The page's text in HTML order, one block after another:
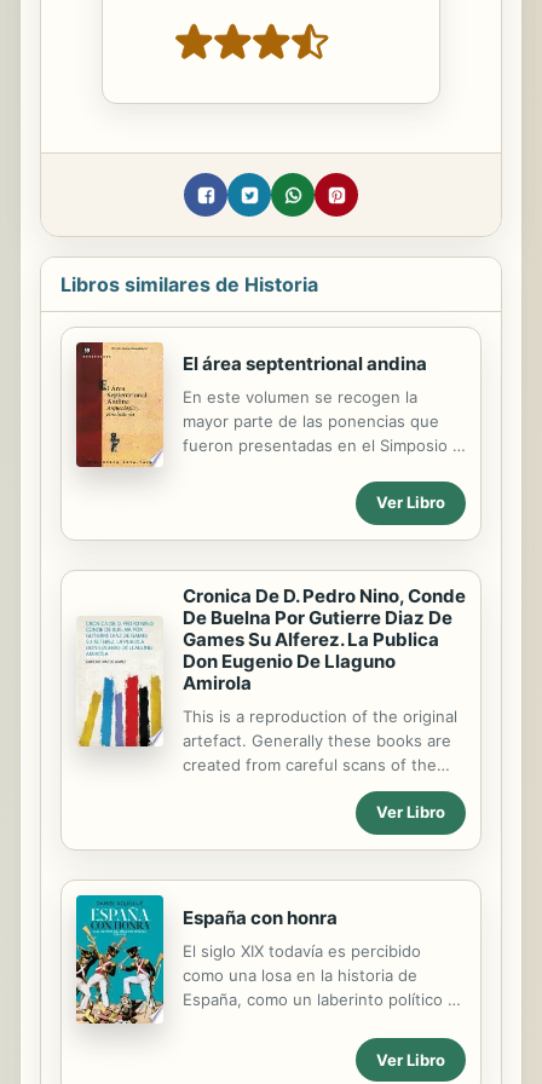
Libros similares de Historia
El área septentrional andina
En este volumen se recogen la
mayor parte de las ponencias que
fueron presentadas en el Simposio El
Regionalización, periodización e
intercambio, que tuvo lugar dentro
del 49 Congreso Internacional de
Americanistas, (Julio de 1997 en la
ciudad de Quito). La biodiversidad
del Área Ecuatorial Andina generó
formas precoces de organización
social, diferentes adaptaciones
medio ambientales y varias redes de
intercambio entre distintas regiones
y con otras sociedades de
Andinoamérica y Mesoamérica. En
siguen, presentan una gran...
Ver Libro
Cronica De D. Pedro Nino, Conde
De Buelna Por Gutierre Diaz De
Games Su Alferez. La Publica
Don Eugenio De Llaguno
Amirola
This is a reproduction of the original
artefact. Generally these books are
created from careful scans of the
original. This allows us to preserve
the book accurately and present it in
the way the author intended. Since
quite old, there may occasionally be
certain imperfections within these
reproductions. We're happy to make
these classics available again for
future generations to enjoy!
Ver Libro
España con honra
El siglo XIX todavía es percibido
como una losa en la historia de
España, como un laberinto político y
excepcional, cainita y fracasado. Sin
embargo, esta visión dista mucho de
Ver Libro